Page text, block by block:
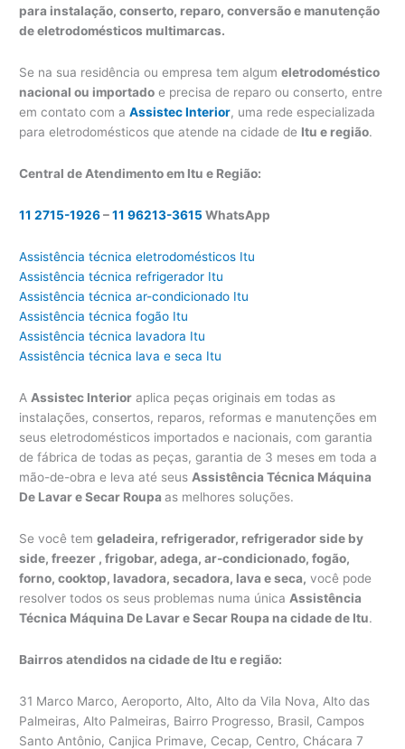
para instalação, conserto, reparo, conversão e manutenção
de eletrodomésticos multimarcas.
Se na sua residência ou empresa tem algumeletrodoméstico
nacional ou importado e precisa de reparo ou conserto, entre
em contato com aAssistec Interior, uma rede especializada
para eletrodomésticos que atende na cidade de Itu e região.
Central de Atendimento em Itu e Região:
11 2715-1926–11 96213-3615 WhatsApp
Assistência técnica eletrodomésticos Itu
Assistência técnica refrigerador Itu
Assistência técnica ar-condicionado Itu
Assistência técnica fogão Itu
Assistência técnica lavadora Itu
Assistência técnica lava e seca Itu
A Assistec Interior aplica peças originais em todas as
instalações, consertos, reparos, reformas e manutenções em
seus eletrodomésticos importados e nacionais, com garantia
de fábrica de todas as peças, garantia de 3 meses em toda a
mão-de-obra e leva até seus Assistência Técnica Máquina
De Lavar e Secar Roupaas melhores soluções.
Se você temgeladeira, refrigerador, refrigerador side by
side, freezer , frigobar, adega, ar-condicionado, fogão,
forno, cooktop, lavadora, secadora, lava e seca, você pode
resolver todos os seus problemas numa única Assistência
Técnica Máquina De Lavar e Secar Roupa na cidade de Itu.
Bairros atendidos na cidade de Itu e região:
31 Marco Marco, Aeroporto, Alto, Alto da Vila Nova, Alto das
Palmeiras, Alto Palmeiras, Bairro Progresso, Brasil, Campos
Santo Antônio, Canjica Primave, Cecap, Centro, Chácara 7